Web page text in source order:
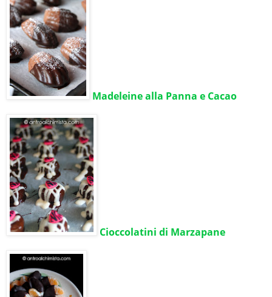
Madeleine alla Panna e Cacao
Cioccolatini di Marzapane